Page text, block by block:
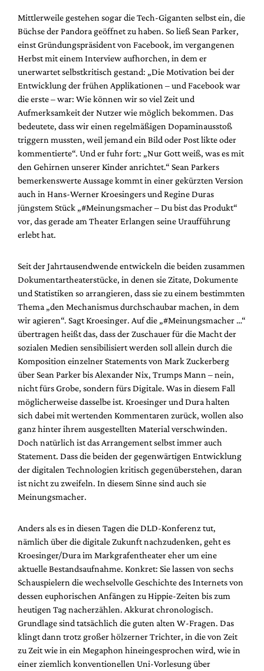
Mittlerweile gestehen sogar die Tech-Giganten selbst ein, die
Büchse der Pandora geöffnet zu haben. So ließ Sean Parker,
einst Gründungspräsident von Facebook, im vergangenen
Herbst mit einem Interview aufhorchen, in dem er
unerwartet selbstkritisch gestand: „Die Motivation bei der
Entwicklung der frühen Applikationen – und Facebook war
die erste – war: Wie können wir so viel Zeit und
Aufmerksamkeit der Nutzer wie möglich bekommen. Das
bedeutete, dass wir einen regelmäßigen Dopaminausstoß
triggern mussten, weil jemand ein Bild oder Post likte oder
kommentierte“. Und er fuhr fort: „Nur Gott weiß, was es mit
den Gehirnen unserer Kinder anrichtet.“ Sean Parkers
bemerkenswerte Aussage kommt in einer gekürzten Version
auch in Hans-Werner Kroesingers und Regine Duras
jüngstem Stück „#Meinungsmacher – Du bist das Produkt“
vor, das gerade am Theater Erlangen seine Uraufführung
erlebt hat.
Seit der Jahrtausendwende entwickeln die beiden zusammen
Dokumentartheaterstücke, in denen sie Zitate, Dokumente
und Statistiken so arrangieren, dass sie zu einem bestimmten
Thema „den Mechanismus durchschaubar machen, in dem
wir agieren“. Sagt Kroesinger. Auf die „#Meinungsmacher …“
übertragen heißt das, dass der Zuschauer für die Macht der
sozialen Medien sensibilisiert werden soll allein durch die
Komposition einzelner Statements von Mark Zuckerberg
über Sean Parker bis Alexander Nix, Trumps Mann – nein,
nicht fürs Grobe, sondern fürs Digitale. Was in diesem Fall
möglicherweise dasselbe ist. Kroesinger und Dura halten
sich dabei mit wertenden Kommentaren zurück, wollen also
ganz hinter ihrem ausgestellten Material verschwinden.
Doch natürlich ist das Arrangement selbst immer auch
Statement. Dass die beiden der gegenwärtigen Entwicklung
der digitalen Technologien kritisch gegenüberstehen, daran
ist nicht zu zweifeln. In diesem Sinne sind auch sie
Meinungsmacher.
Anders als es in diesen Tagen die DLD-Konferenz tut,
nämlich über die digitale Zukunft nachzudenken, geht es
Kroesinger/Dura im Markgrafentheater eher um eine
aktuelle Bestandsaufnahme. Konkret: Sie lassen von sechs
Schauspielern die wechselvolle Geschichte des Internets von
dessen euphorischen Anfängen zu Hippie-Zeiten bis zum
heutigen Tag nacherzählen. Akkurat chronologisch.
Grundlage sind tatsächlich die guten alten W-Fragen. Das
klingt dann trotz großer hölzerner Trichter, in die von Zeit
zu Zeit wie in ein Megaphon hineingesprochen wird, wie in
einer ziemlich konventionellen Uni-Vorlesung über